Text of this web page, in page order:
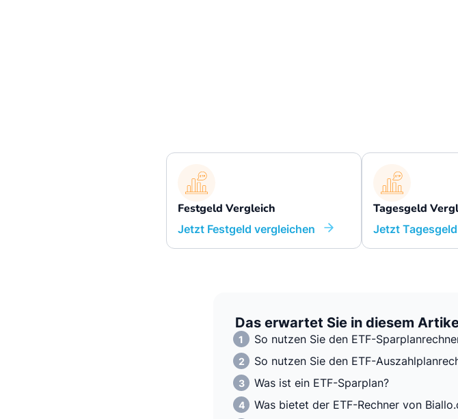
Festgeld Vergleich
Jetzt Festgeld vergleichen
Tagesgeld
Jetzt
Das erwartet Sie in diesem
So nutzen Sie den ETF-
So nutzen Sie den ETF-
Was ist ein ETF-Sparplan?
Was bietet der ETF-Rechner von